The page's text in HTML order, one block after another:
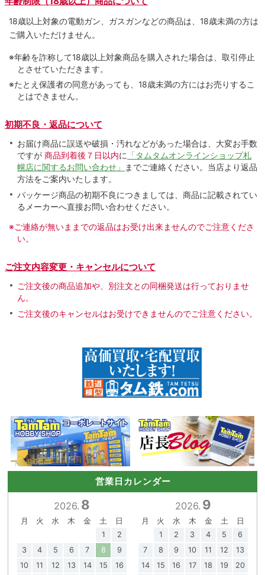
18歳以上対象の電動ガン、ガスガンなどの商品は、18歳未満の方は
ご購入いただけません。
※年齢を詐称して18歳以上対象商品を購入された場合は、取引停止
とさせていただきます。
※たとえ保護者の同意があっても、18歳未満の方にはお売りするこ
とはできません。
初期不良・返品について
お届け商品に誤送や破損・汚れなどがあった場合は、大変お手数
ですが 商品到着後７日以内に 「タムタムオンラインショップ札
幌店に関するお問い合わせ」
までご連絡ください。当店より返品
方法をご案内いたします。
パッケージ商品の初期不良につきましては、商品に記載されてい
るメーカーへ直接お問い合わせください。
※ご連絡が無いままでの返品はお受け出来ませんのでご注意くださ
い。
ご注文内容変更・キャンセルについて
ご注文後の商品追加や、別注文との同梱発送は行っておりませ
ん。
ご注文後のキャンセルはお受けできませんのでご注意ください。
営業日カレンダー
2026. 8
月 火 水 木 金 土
日
1
2
3
4 5 6 7 8
9
10
11 12 13 14 15
16
2026. 9
月 火 水 木 金 土
日
1
2 3 4 5
6
7
8 9 10 11 12
13
14
15 16 17 18 19
20